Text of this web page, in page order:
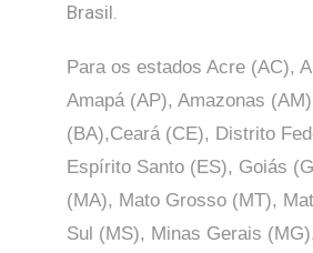
Brasil.
Para os estados Acre (AC),
Amapá (AP), Amazonas
(BA),Ceará (CE), Distrito
Espírito Santo (ES), Goiás
(MA), Mato Grosso (MT),
Sul (MS), Minas Gerais